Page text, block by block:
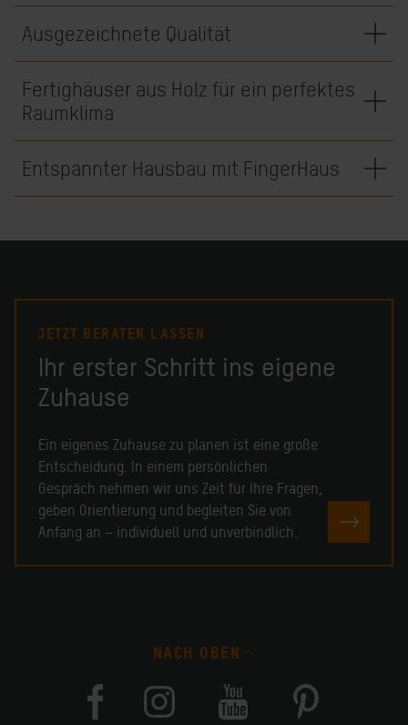
Ausgezeichnete Qualität
Fertighäuser aus Holz für ein perfektes
Raumklima
Entspannter Hausbau mit FingerHaus
Ihr erster Schritt ins eigene
Zuhause
JETZT BERATEN LASSEN
Ein eigenes Zuhause zu planen ist eine große
Entscheidung. In einem persönlichen
Gespräch nehmen wir uns Zeit für Ihre Fragen,
geben Orientierung und begleiten Sie von
Anfang an – individuell und unverbindlich.
JETZT
NACH OBEN